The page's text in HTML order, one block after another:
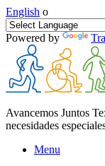
English o
Powered by
Avancemos Juntos
necesidades
Menu